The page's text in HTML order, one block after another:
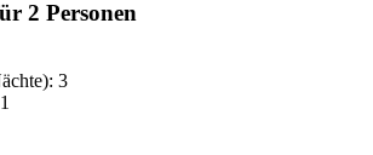
2 Personen
3